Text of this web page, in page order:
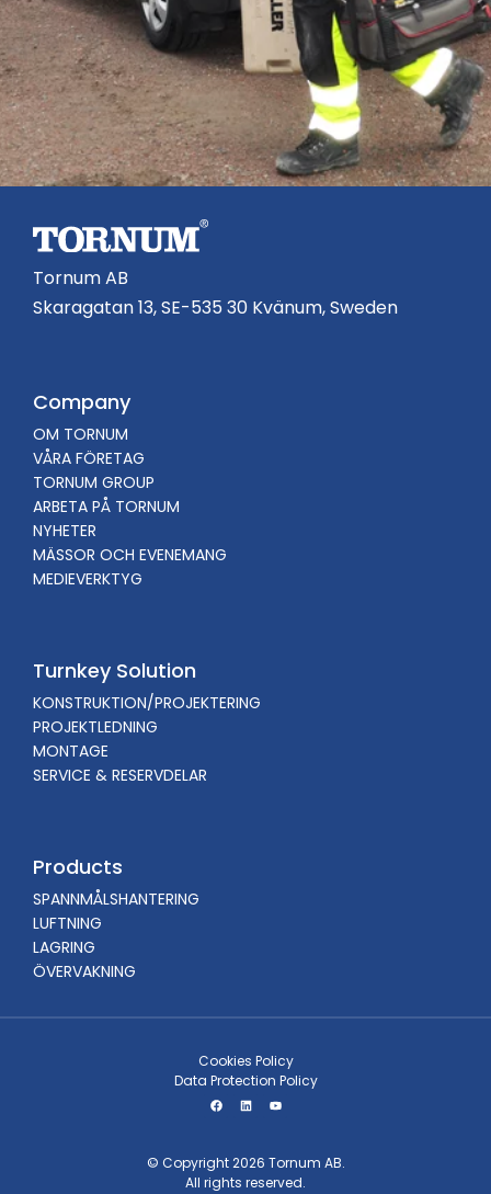
Tornum AB
Skaragatan 13, SE-535 30 Kvänum, Sweden
Company
OM TORNUM
VÅRA FÖRETAG
TORNUM GROUP
ARBETA PÅ TORNUM
NYHETER
MÄSSOR OCH EVENEMANG
MEDIEVERKTYG
Turnkey Solution
KONSTRUKTION/PROJEKTERING
PROJEKTLEDNING
MONTAGE
SERVICE & RESERVDELAR
Products
SPANNMÅLSHANTERING
LUFTNING
LAGRING
ÖVERVAKNING
© Copyright 2026 Tornum AB.
All rights reserved.
Cookies Policy
Data Protection Policy